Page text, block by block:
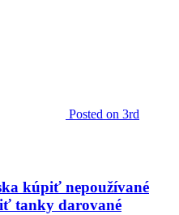
Posted on 3rd
kúpiť nepoužívané
tanky darované